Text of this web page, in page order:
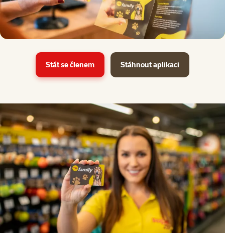
Stát se členem Stáhnout aplikaci